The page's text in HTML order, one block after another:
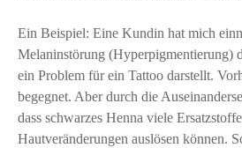
Ein Beispiel: Eine Kundin hat mich
Melaninstörung (Hyperpigmentierung)
ein Problem für ein Tattoo darstellt.
begegnet. Aber durch die
dass schwarzes Henna viele
Hautveränderungen auslösen können.